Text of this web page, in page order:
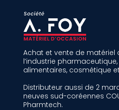
Achat et vente de matériel
l’industrie
alimentaires, cosmétique
Distributeur aussi de 2
neuves sud-coréennes
Pharmtech.